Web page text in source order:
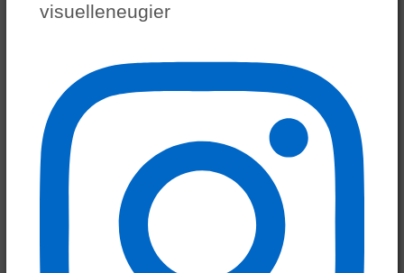
visuelleneugier